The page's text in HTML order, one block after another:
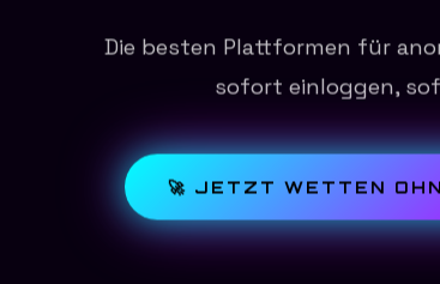
Die besten Plattformen für
sofort einloggen,
🚀 JETZT WETTEN